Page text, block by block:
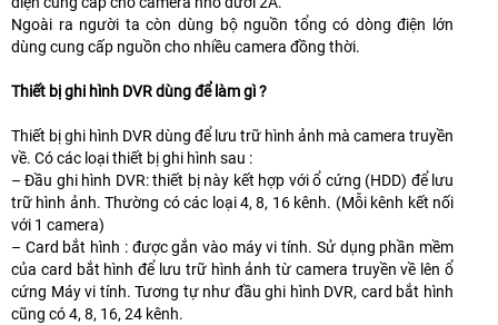
Ngoài ra người ta còn dùng bộ nguồn tổng có dòng điện lớn
dùng cung cấp nguồn cho nhiều camera đồng thời.
Thiết bị ghi hình DVR dùng để làm gì ?
Thiết bị ghi hình DVR dùng để lưu trữ hình ảnh mà camera truyền
về. Có các loại thiết bị ghi hình sau :
– Đầu ghi hình DVR: thiết bị này kết hợp với ổ cứng (HDD) để lưu
trữ hình ảnh. Thường có các loại 4, 8, 16 kênh. (Mỗi kênh kết nối
với 1 camera)
– Card bắt hình : được gắn vào máy vi tính. Sử dụng phần mềm
của card bắt hình để lưu trữ hình ảnh từ camera truyền về lên ổ
cứng Máy vi tính. Tương tự như đầu ghi hình DVR, card bắt hình
cũng có 4, 8, 16, 24 kênh.